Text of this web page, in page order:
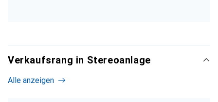
Verkaufsrang in Stereoanlage
Alle anzeigen